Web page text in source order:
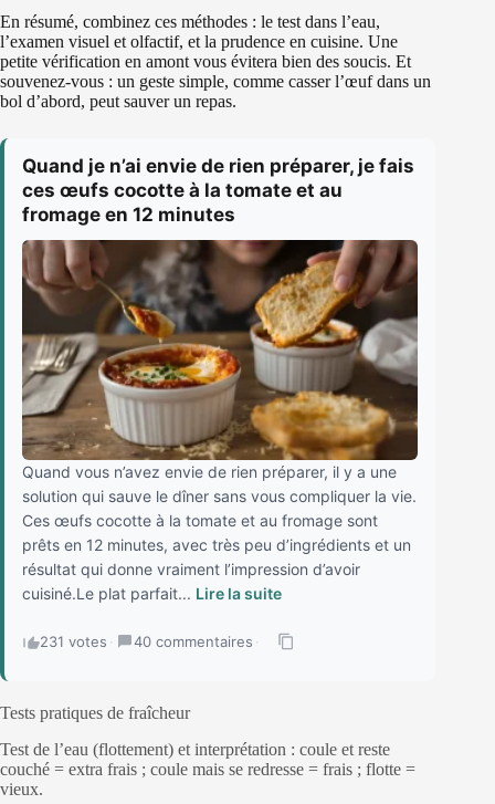
En résumé, combinez ces méthodes : le test dans l’eau,
l’examen visuel et olfactif, et la prudence en cuisine. Une
petite vérification en amont vous évitera bien des soucis. Et
souvenez-vous : un geste simple, comme casser l’œuf dans un
bol d’abord, peut sauver un repas.
Quand je n’ai envie de rien préparer, je fais
ces œufs cocotte à la tomate et au
fromage en 12 minutes
Quand vous n’avez envie de rien préparer, il y a une
solution qui sauve le dîner sans vous compliquer la vie.
Ces œufs cocotte à la tomate et au fromage sont
prêts en 12 minutes, avec très peu d’ingrédients et un
résultat qui donne vraiment l’impression d’avoir
cuisiné.Le plat parfait... Lire la suite
231 votes · 40 commentaires ·
Tests pratiques de fraîcheur
Test de l’eau (flottement) et interprétation : coule et reste
couché = extra frais ; coule mais se redresse = frais ; flotte =
vieux.